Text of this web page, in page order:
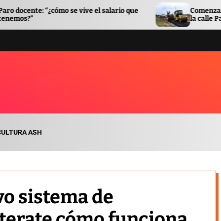
se vive el salario que
Comenzaron las obras de
la calle Pacífico
ASH
sistema de